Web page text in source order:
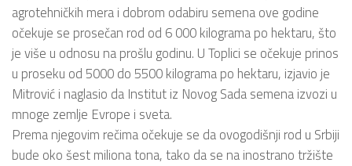
agrotehničkih mera i dobrom odabiru semena ove godine
očekuje se prosečan rod od 6 000 kilograma po hektaru, što
je više u odnosu na prošlu godinu. U Toplici se očekuje prinos
u proseku od 5000 do 5500 kilograma po hektaru, izjavio je
Mitrović i naglasio da Institut iz Novog Sada semena izvozi u
mnoge zemlje Evrope i sveta.
Prema njegovim rečima očekuje se da ovogodišnji rod u Srbiji
bude oko šest miliona tona, tako da se na inostrano tržište